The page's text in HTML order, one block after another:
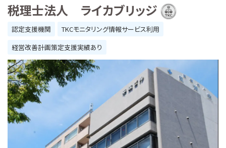
税理士法人 ライカブリッジ
認定支援機関
TKCモニタリング情報サービス利用
経営改善計画策定支援実績あり